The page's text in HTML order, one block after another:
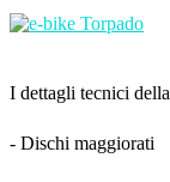
I dettagli tecnici
- Dischi maggiorati